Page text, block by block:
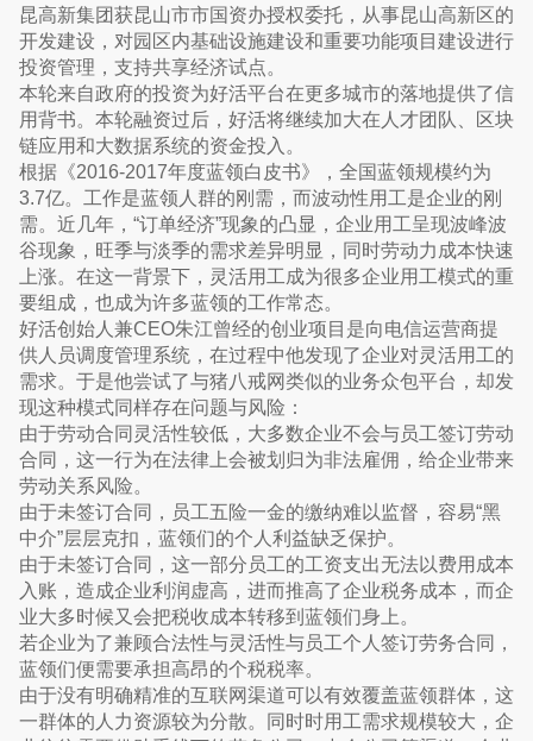
昆高新集团获昆山市市国资办授权委托，从事昆山高新区的
开发建设，对园区内基础设施建设和重要功能项目建设进行
投资管理，支持共享经济试点。
本轮来自政府的投资为好活平台在更多城市的落地提供了信
用背书。本轮融资过后，好活将继续加大在人才团队、区块
链应用和大数据系统的资金投入。
根据《2016-2017年度蓝领白皮书》，全国蓝领规模约为
3.7亿。工作是蓝领人群的刚需，而波动性用工是企业的刚
需。近几年，“订单经济”现象的凸显，企业用工呈现波峰波
谷现象，旺季与淡季的需求差异明显，同时劳动力成本快速
上涨。在这一背景下，灵活用工成为很多企业用工模式的重
要组成，也成为许多蓝领的工作常态。
好活创始人兼CEO朱江曾经的创业项目是向电信运营商提
供人员调度管理系统，在过程中他发现了企业对灵活用工的
需求。于是他尝试了与猪八戒网类似的业务众包平台，却发
现这种模式同样存在问题与风险：
由于劳动合同灵活性较低，大多数企业不会与员工签订劳动
合同，这一行为在法律上会被划归为非法雇佣，给企业带来
劳动关系风险。
由于未签订合同，员工五险一金的缴纳难以监督，容易“黑
中介”层层克扣，蓝领们的个人利益缺乏保护。
由于未签订合同，这一部分员工的工资支出无法以费用成本
入账，造成企业利润虚高，进而推高了企业税务成本，而企
业大多时候又会把税收成本转移到蓝领们身上。
若企业为了兼顾合法性与灵活性与员工个人签订劳务合同，
蓝领们便需要承担高昂的个税税率。
由于没有明确精准的互联网渠道可以有效覆盖蓝领群体，这
一群体的人力资源较为分散。同时时用工需求规模较大，企